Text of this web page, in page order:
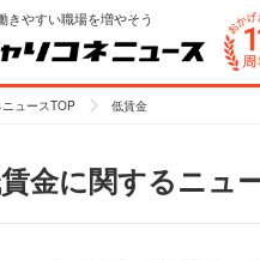
きやすい職場を増やそう
ュースTOP 低賃金
金に関するニュ